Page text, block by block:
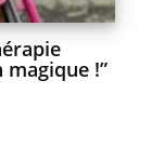
!”